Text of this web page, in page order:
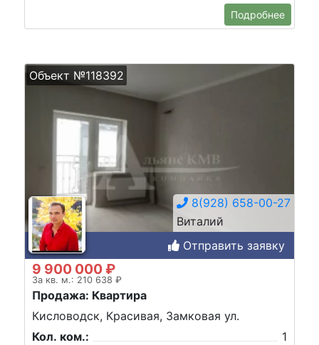
Подробнее
Объект №118392
8(928) 658-00-27
Виталий
Отправить заявку
9 900 000 ₽
За кв. м.: 210 638 ₽
Продажа: Квартира
Кисловодск, Красивая, Замковая ул.
Кол. ком.:
1